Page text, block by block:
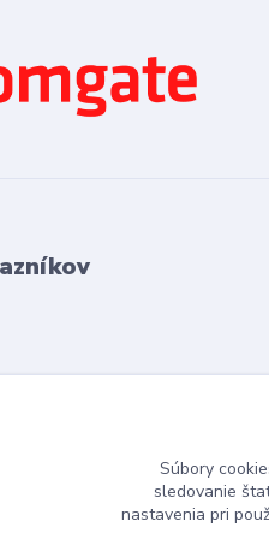
Súbory
sledovanie
nastavenia pri